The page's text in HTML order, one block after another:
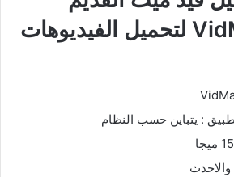
الاصلي VidMate لتحميل الفيديوهات
: يتباين حسب النظام